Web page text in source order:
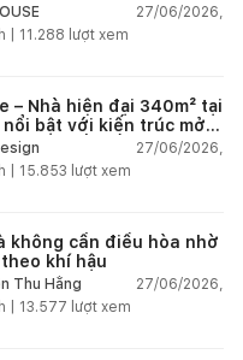
27/06/2026,
| 11.288 lượt xem
– Nhà hiện đại 340m² tại
nổi bật với kiến trúc mở
vườn kết nối thiên27/06/2026,
| 15.853 lượt xem
không cần điều hòa nhờ
khí hậu
Thu Hằng
27/06/2026,
| 13.577 lượt xem